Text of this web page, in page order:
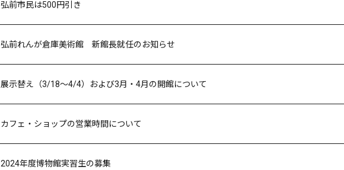
弘前市民は500円引き
弘前れんが倉庫美術館 新館長就任のお知らせ
展示替え（3/18〜4/4）および3月・4月の開館について
カフェ・ショップの営業時間について
2024年度博物館実習生の募集